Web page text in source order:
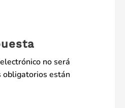
no será
obligatorios están